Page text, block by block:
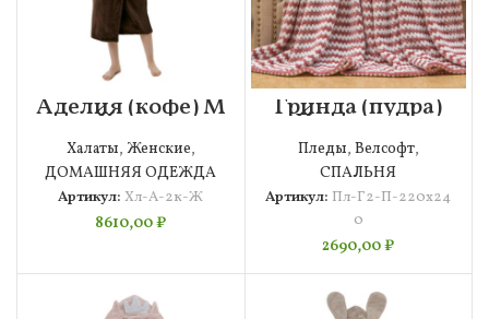
Аделия (кофе) М
Халат
Халаты, Женские,
ДОМАШНЯЯ ОДЕЖДА
Артикул:Хл-А-2к-Ж
8610,00₽
Гринда (пудра)
Покрывало
220х240
Пледы, Велсофт,
СПАЛЬНЯ
Артикул: Пл-Г2-П-220х24
0
2690,00₽